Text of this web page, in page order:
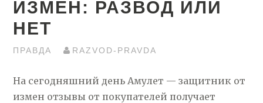
ИЗМЕН: РАЗВОД ИЛИ
НЕТ
ПРАВДА RAZVOD-PRAVDA
На сегодняшний день Амулет — защитник от
измен отзывы от покупателей получает